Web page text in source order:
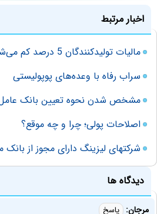
اخبار مرتبط
مالیات تولیدکنندگان 5 درصد کم می‌شود
سراب رفاه با وعده‌های پوپولیستی
مشخص شدن نحوه تعیین بانک
اصلاحات پولی؛ چرا و چه موقع؟
شرکتهای لیزینگ دارای مجوز از
دیدگاه ها
مرجان: پاسخ